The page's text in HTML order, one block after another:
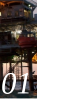
01